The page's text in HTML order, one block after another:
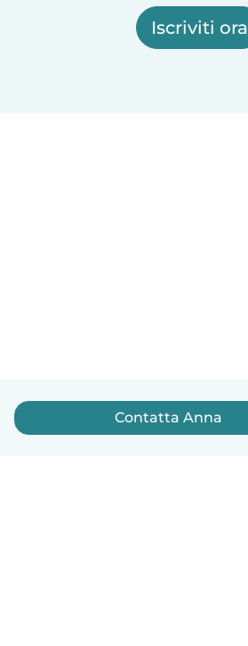
Iscriviti ora
Contatta Anna